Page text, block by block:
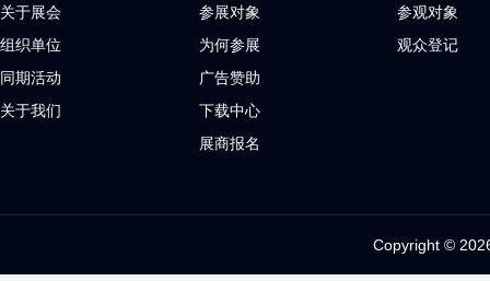
关于展会
组织单位
同期活动
关于我们
参展对象
为何参展
广告赞助
下载中心
展商报名
参观对象
观众登记
Copyright ©